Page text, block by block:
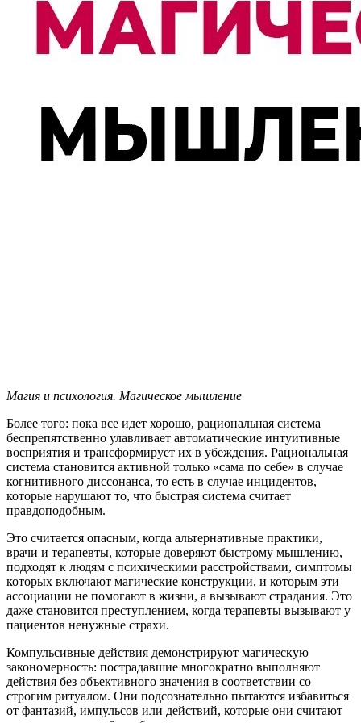
Магия и психология. Магическое мышление
Более того: пока все идет хорошо, рациональная система
беспрепятственно улавливает автоматические интуитивные
восприятия и трансформирует их в убеждения. Рациональная
система становится активной только «сама по себе» в случае
когнитивного диссонанса, то есть в случае инцидентов,
которые нарушают то, что быстрая система считает
правдоподобным.
Это считается опасным, когда альтернативные практики,
врачи и терапевты, которые доверяют быстрому мышлению,
подходят к людям с психическими расстройствами, симптомы
которых включают магические конструкции, и которым эти
ассоциации не помогают в жизни, а вызывают страдания. Это
даже становится преступлением, когда терапевты вызывают у
пациентов ненужные страхи.
Компульсивные действия демонстрируют магическую
закономерность: пострадавшие многократно выполняют
действия без объективного значения в соответствии со
строгим ритуалом. Они подсознательно пытаются избавиться
от фантазий, импульсов или действий, которые они считают